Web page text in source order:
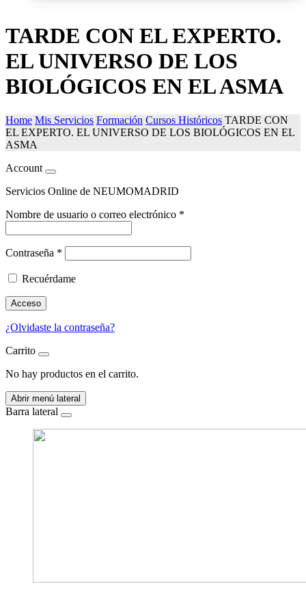
TARDE CON EL EXPERTO.
EL UNIVERSO DE LOS
BIOLÓGICOS EN EL ASMA
Home Mis Servicios Formación Cursos Históricos TARDE CON
EL EXPERTO. EL UNIVERSO DE LOS BIOLÓGICOS EN EL
ASMA
Account
Servicios Online de NEUMOMADRID
Nombre de usuario o correo electrónico *
Contraseña *
Recuérdame
Acceso
¿Olvidaste la contraseña?
Carrito
No hay productos en el carrito.
Abrir menú lateral
Barra lateral